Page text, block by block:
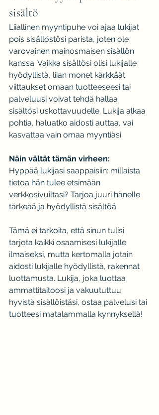
sisältö
Liiallinen myyntipuhe voi ajaa lukijat
pois sisällöstösi parista, joten ole
varovainen mainosmaisen sisällön
kanssa. Vaikka sisältösi olisi lukijalle
hyödyllistä, liian monet kärkkäät
viittaukset omaan tuotteeseesi tai
palveluusi voivat tehdä hallaa
sisältösi uskottavuudelle. Lukija alkaa
pohtia, haluatko aidosti auttaa, vai
kasvattaa vain omaa myyntiäsi.
Näin vältät tämän virheen:
Hyppää lukijasi saappaisiin: millaista
tietoa hän tulee etsimään
verkkosivuiltasi? Tarjoa juuri hänelle
tärkeää ja hyödyllistä sisältöä.
Tämä ei tarkoita, että sinun tulisi
tarjota kaikki osaamisesi lukijalle
ilmaiseksi, mutta kertomalla jotain
aidosti lukijalle hyödyllistä, rakennat
luottamusta. Lukija, joka luottaa
ammattitaitoosi ja vakuututtuu
hyvistä sisällöistäsi, ostaa palvelusi tai
tuotteesi matalammalla kynnyksellä!